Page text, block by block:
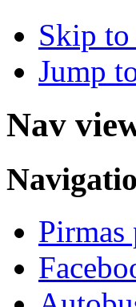
Skip
Jump
Nav
Pirmas